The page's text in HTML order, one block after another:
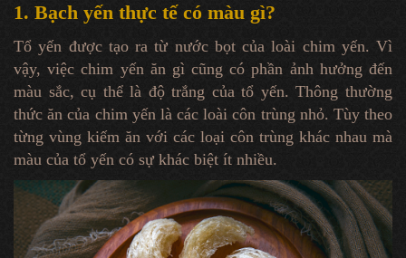
1. Bạch yến thực tế có màu gì?
Tổ yến được tạo ra từ nước bọt của loài chim yến. Vì
vậy, việc chim yến ăn gì cũng có phần ảnh hưởng đến
màu sắc, cụ thể là độ trắng của tổ yến. Thông thường
thức ăn của chim yến là các loài côn trùng nhỏ. Tùy theo
từng vùng kiếm ăn với các loại côn trùng khác nhau mà
màu của tổ yến có sự khác biệt ít nhiều.